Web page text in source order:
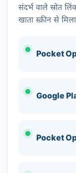
संदर्भ वाले स्रोत
खाता स्क्रीन से
Pocket
Google
Pocket